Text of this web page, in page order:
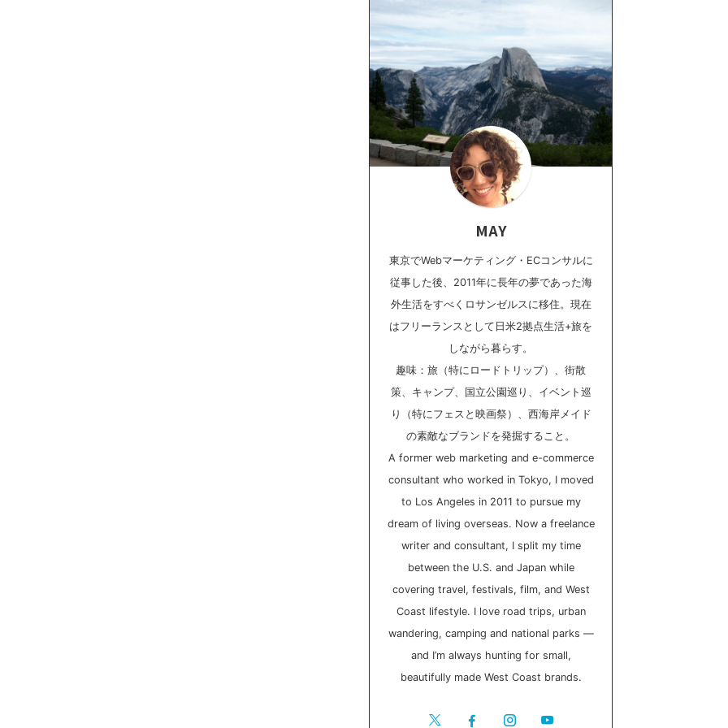
MAY
東京でWebマーケティング・ECコンサルに
従事した後、2011年に長年の夢であった海
外生活をすべくロサンゼルスに移住。現在
はフリーランスとして日米2拠点生活+旅を
しながら暮らす。
趣味：旅（特にロードトリップ）、街散
策、キャンプ、国立公園巡り、イベント巡
り（特にフェスと映画祭）、西海岸メイド
の素敵なブランドを発掘すること。
A former web marketing and e-commerce
consultant who worked in Tokyo, I moved
to Los Angeles in 2011 to pursue my
dream of living overseas. Now a freelance
writer and consultant, I split my time
between the U.S. and Japan while
covering travel, festivals, film, and West
Coast lifestyle. I love road trips, urban
wandering, camping and national parks —
and I’m always hunting for small,
beautifully made West Coast brands.